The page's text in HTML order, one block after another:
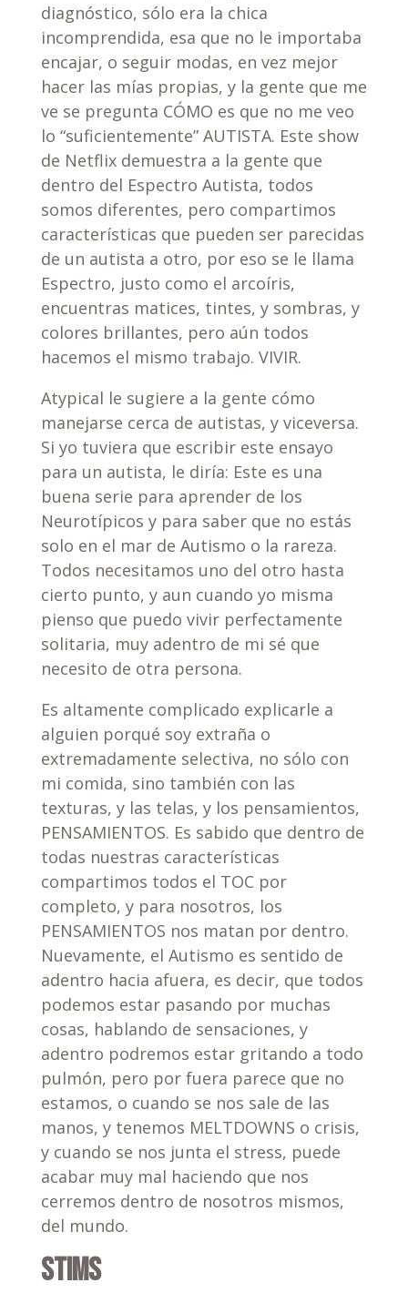
diagnóstico, sólo era la chica
incomprendida, esa que no le importaba
encajar, o seguir modas, en vez mejor
hacer las mías propias, y la gente que me
ve se pregunta CÓMO es que no me veo
lo “suficientemente” AUTISTA. Este show
de Netflix demuestra a la gente que
dentro del Espectro Autista, todos
somos diferentes, pero compartimos
características que pueden ser parecidas
de un autista a otro, por eso se le llama
Espectro, justo como el arcoíris,
encuentras matices, tintes, y sombras, y
colores brillantes, pero aún todos
hacemos el mismo trabajo. VIVIR.
Atypical le sugiere a la gente cómo
manejarse cerca de autistas, y viceversa.
Si yo tuviera que escribir este ensayo
para un autista, le diría: Este es una
buena serie para aprender de los
Neurotípicos y para saber que no estás
solo en el mar de Autismo o la rareza.
Todos necesitamos uno del otro hasta
cierto punto, y aun cuando yo misma
pienso que puedo vivir perfectamente
solitaria, muy adentro de mi sé que
necesito de otra persona.
Es altamente complicado explicarle a
alguien porqué soy extraña o
extremadamente selectiva, no sólo con
mi comida, sino también con las
texturas, y las telas, y los pensamientos,
PENSAMIENTOS. Es sabido que dentro de
todas nuestras características
compartimos todos el TOC por
completo, y para nosotros, los
PENSAMIENTOS nos matan por dentro.
Nuevamente, el Autismo es sentido de
adentro hacia afuera, es decir, que todos
podemos estar pasando por muchas
cosas, hablando de sensaciones, y
adentro podremos estar gritando a todo
pulmón, pero por fuera parece que no
estamos, o cuando se nos sale de las
manos, y tenemos MELTDOWNS o crisis,
y cuando se nos junta el stress, puede
acabar muy mal haciendo que nos
cerremos dentro de nosotros mismos,
del mundo.
STIMS